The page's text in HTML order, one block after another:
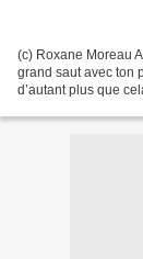
(c) Roxane Moreau
grand saut avec ton
d’autant plus que